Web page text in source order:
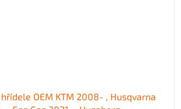
OEM KTM 2008- , Husqvarna